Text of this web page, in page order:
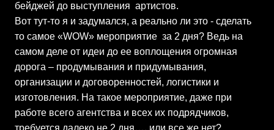
бейджей до выступления артистов.
Вот тут-то я и задумался, а реально ли это - сделать
то самое «WOW» мероприятие за 2 дня? Ведь на
самом деле от идеи до ее воплощения огромная
дорога – продумывания и придумывания,
организации и договоренностей, логистики и
изготовления. На такое мероприятие, даже при
работе всего агентства и всех их подрядчиков,
требуется далеко не 2 дня…. или все же нет?